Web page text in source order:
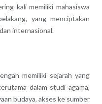
kali memiliki mahasiswa
yang menciptakan
internasional.
memiliki sejarah yang
dalam studi agama,
budaya, akses ke sumber